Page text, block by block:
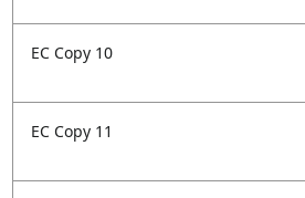
EC Copy 10
EC Copy 11